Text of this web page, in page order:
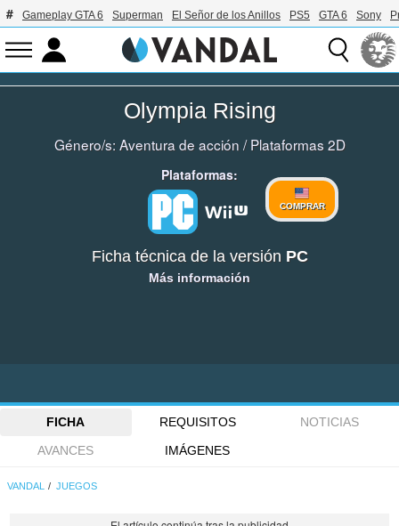
Gameplay GTA 6 Superman El Señor de los Anillos PS5 GTA 6 Sony
Olympia Rising
Género/s: Aventura de acción /Plataformas 2D
Plataformas:
COMPRAR
Ficha técnica de la versión PC
Más información
FICHA REQUISITOS
NOTICIAS
AVANCES
IMÁGENES
VANDAL JUEGOS